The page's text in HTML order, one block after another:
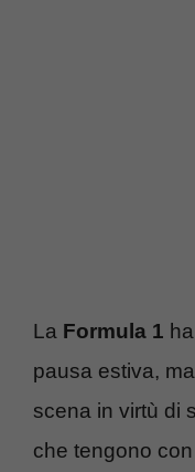
La Formula 1
pausa estiva,
scena in virtù di
che tengono